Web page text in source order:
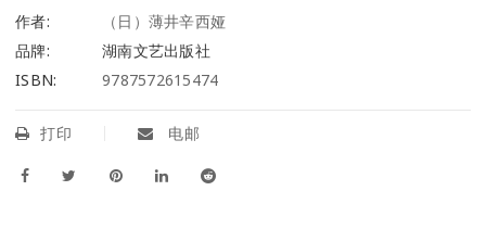
作者:
（日）薄井辛西娅
品牌:
湖南文艺出版社
ISBN:
9787572615474
打印 电邮